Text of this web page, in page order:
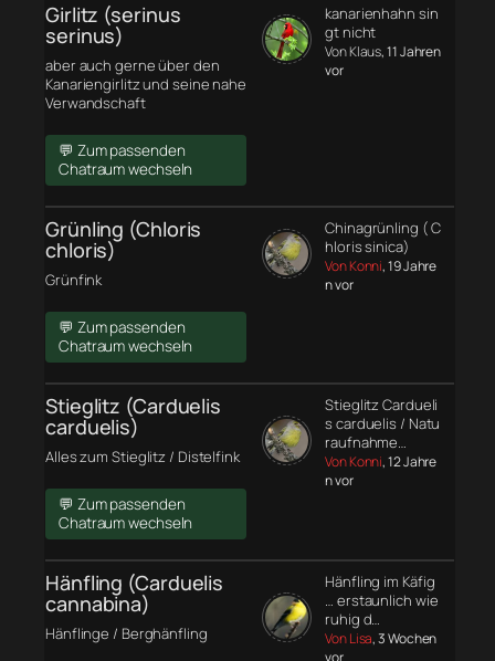
Girlitz (serinus
serinus)
aber auch gerne über den
Kanariengirlitz und seine nahe
Verwandschaft
💬 Zum passenden
Chatraum wechseln
kanarienhahn sin
gt nicht
Von Klaus, 11 Jahren
vor
Grünling (Chloris
chloris)
Grünfink
💬 Zum passenden
Chatraum wechseln
Chinagrünling ( C
hloris sinica)
Von Konni, 19 Jahre
n vor
Stieglitz (Carduelis
carduelis)
Alles zum Stieglitz / Distelfink
💬 Zum passenden
Chatraum wechseln
Stieglitz Cardueli
s carduelis / Natu
raufnahme…
Von Konni, 12 Jahre
n vor
Hänfling (Carduelis
cannabina)
Hänflinge / Berghänfling
Hänfling im Käfig
… erstaunlich wie
ruhig d…
Von Lisa, 3 Wochen